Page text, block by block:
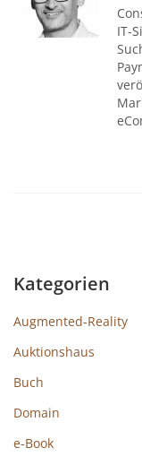
IT-
Kategorien
Augmented-Reality
Auktionshaus
Buch
Domain
e-Book